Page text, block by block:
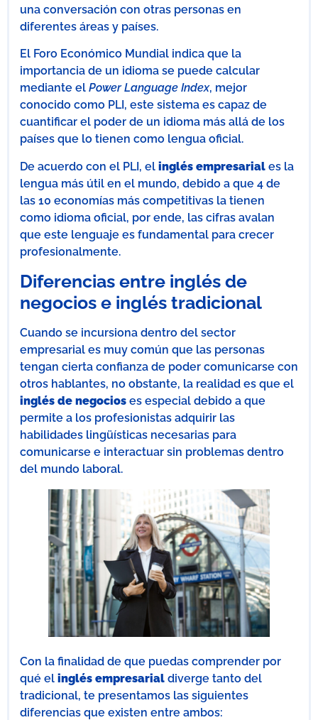
una conversación con otras personas en
diferentes áreas y países.
El Foro Económico Mundial indica que la
importancia de un idioma se puede calcular
mediante el Power Language Index, mejor
conocido como PLI, este sistema es capaz de
cuantificar el poder de un idioma más allá de los
países que lo tienen como lengua oficial.
De acuerdo con el PLI, el inglés empresarial es la
lengua más útil en el mundo, debido a que 4 de
las 10 economías más competitivas la tienen
como idioma oficial, por ende, las cifras avalan
que este lenguaje es fundamental para crecer
profesionalmente.
Diferencias entre inglés de
negocios e inglés tradicional
Cuando se incursiona dentro del sector
empresarial es muy común que las personas
tengan cierta confianza de poder comunicarse con
otros hablantes, no obstante, la realidad es que el
inglés de negocios es especial debido a que
permite a los profesionistas adquirir las
habilidades lingüísticas necesarias para
comunicarse e interactuar sin problemas dentro
del mundo laboral.
Con la finalidad de que puedas comprender por
qué el inglés empresarial diverge tanto del
tradicional, te presentamos las siguientes
diferencias que existen entre ambos: